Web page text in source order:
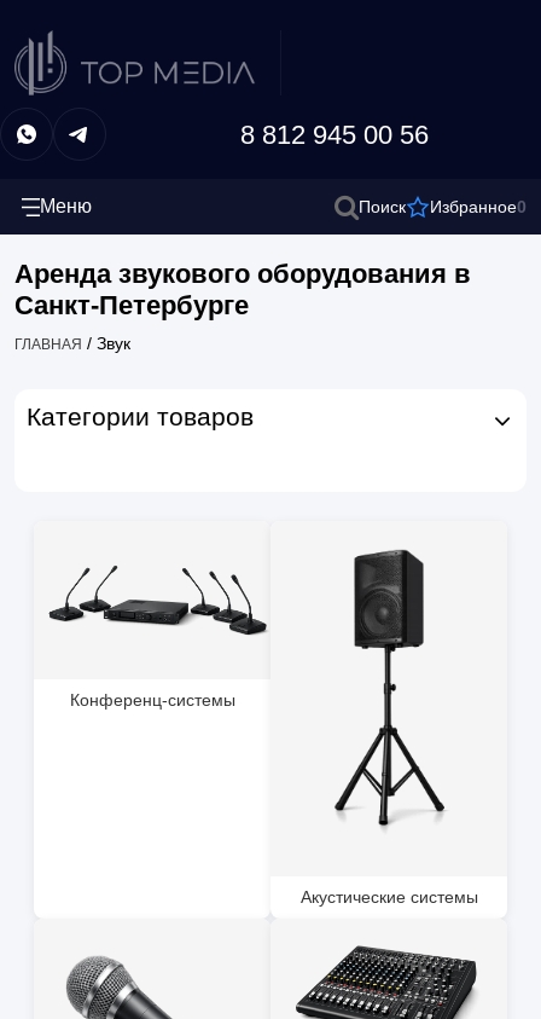
8 812 945 00 56
Меню Поиск Избранное0
Аренда звукового оборудования в
Санкт-Петербурге
ГЛАВНАЯ / Звук
Категории товаров
Конференц-системы
Акустические системы